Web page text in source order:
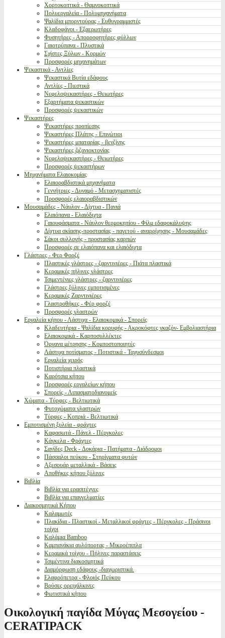
Χορτοκοπτικά - Θαμνοκοπτικά
Πολυεργαλεία - Πολυμηχανήματα
Ψαλίδια μπορντούρας - Ευθυγραμμιστές
Κλαδοφάγοι - Εξαερωτήρες
Φυσητήρες - Απορροφητήρες φύλλων
Γαιοτρύπανα - Πλυστικά
Σχίστες Ξύλων - Κορμών
Προσφορές μηχανημάτων
Ψεκαστικά - Αντλίες
Ψεκαστικά Βυτία εδάφους
Αντλίες - Πιεστικά
Νεφελοψεκαστήρες - Θειωτήρες
Εξαρτήματα ψεκαστικών
Προσφορές ψεκαστικών
Ψεκαστήρες
Ψεκαστήρες προπίεσης
Ψεκαστήρες Πλάτης - Επινώτιοι
Ψεκαστήρες μπαταρίας - βενζίνης
Ψεκαστήρες ζιζανιοκτονίας
Νεφελοψεκαστήρες - Θειωτήρες
Προσφορές ψεκαστήρων
Μηχανήματα Ελαιοκομίας
Ελαιοραβδιστικά μηχανήματα
Γεννήτριες - Δυναμό - Μετασχηματιστές
Προσφορές ελαιοραβδιστικών
Μουσαμάδες - Νάυλον - Δίχτυα - Πανιά
Ελαιόπανα - Ελαιόδιχτα
Γαιουφάσματα - Νάυλον θερμοκηπίου - Φίλμ εδαφοκάλυψης
Δίχτυα σκίασης-προστασίας - παγετού - αναρρίχησης - Μουσαμάδες
Σάκοι συλλογής - προστασίας καρπών
Προσφορές σε ελαιόπανα και ελαιόδιχτα
Γλάστρες - Φερ Φορζέ
Πλαστικές γλάστρες - ζαρντινιέρες - Πιάτα πλαστικά
Κεραμικές πήλινες γλάστρες
Τσιμεντένιες γλάστρες - ζαρντινιέρες
Γλάστρες ξύλινες εμποτισμένες
Κεραμικές Ζαρντινιέρες
Γλαστροθήκες - Φέρ φορζέ
Προσφορές γλαστρών
Εργαλεία κήπου - Λάστιχα - Ελαιοκομικά - Σπορείς
Κλαδευτήρια - Ψαλίδια κορυφής - Ακροκόφτες γκαζόν- Εμβολιαστήρια
Ελαιοκομικά - Καρποσυλλέκτες
Όργανα μέτρησης - Κομποστοποιητές
Λάστιχα ποτίσματος - Ποτιστικά - Ταχυσύνδεσμοι
Εργαλεία χειρός
Ποτιστήρια πλαστικά
Καρότσια κήπου
Προσφορές εργαλείων κήπου
Σπορείς - Λιπασματοδιανομείς
Χώματα - Τύρφες - Βελτιωτικά
Φυτοχώματα γλαστρών
Τύρφες - Κοπριά - Βελτιωτικά
Εμποτισμένη ξυλεία - φράχτες
Καφασωτά - Πάνελ - Πέργκολες
Κάγκελα - Φράχτες
Σανίδες Deck - Δοκάρια - Πατήματα - Διάδρομοι
Πάσσαλοι πεύκου - Στηρίγματα φυτών
Αξεσουάρ μεταλλικά - Βάσεις
Αποθήκες κήπου ξύλινες
Βιβλία
Βιβλία για ερασιτέχνες
Βιβλία για επαγγελματίες
Διακοσμητικά Κήπου
Καλαμωτές
Πλακίδια - Πλαστικοί - Μεταλλικοί φράχτες - Πέργκολες - Πράσινοι
τοίχοι
Καλάμια Bamboo
Καμπανάκια αυλόπορτας - Μικροέπιπλα
Κεραμικά τοίχου - Πήλινες παραστάσεις
Τσιμέντινα διακοσμητικά
Διαμόρφωση εδάφους -διαχωριστικά.
Ελαφρόπετρα - Φλοιός Πεύκου
Βρύσες ορειχάλκινες
Φωτιστικά κήπου
Οικολογική παγίδα Μύγας Μεσογείου -
CERATIPACK